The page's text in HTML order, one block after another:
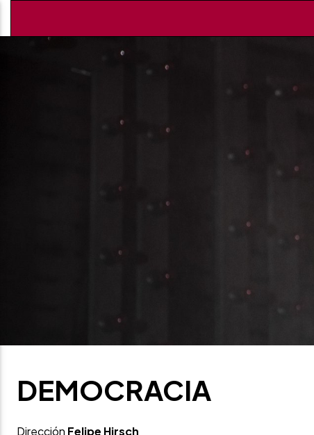
DEMOCRACIA
Dirección Felipe Hirsch